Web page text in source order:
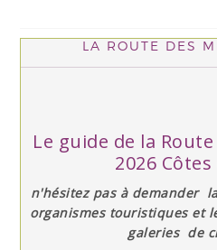
LA ROUTE DES
Le guide de la
2026
n'hésitez pas à demander
organismes touristiques et
galeries de